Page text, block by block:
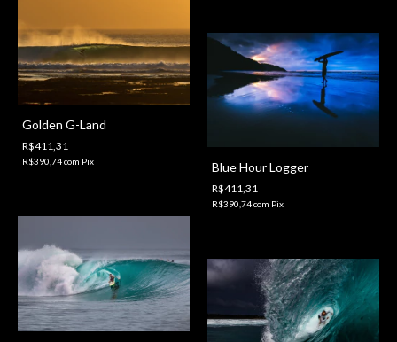
Golden G-Land
R$411,31
R$390,74com Pix Blue Hour Logger
R$411,31
R$390,74com Pix